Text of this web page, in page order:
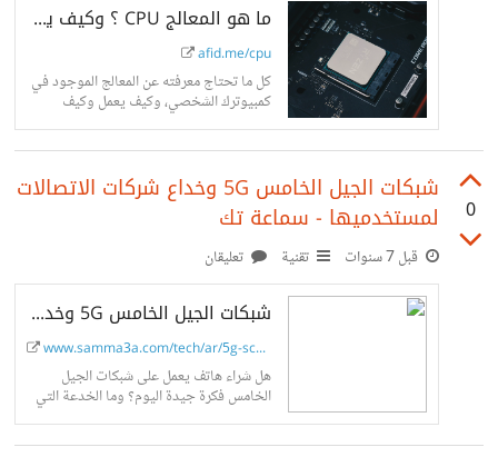
ما هو المعالج CPU ؟ وكيف يمكنك اختيار أفضل معالج لكمبيوترك - أفدني
afid.me/cpu
كل ما تحتاج معرفته عن المعالج الموجود في
كمبيوترك الشخصي، وكيف يعمل وكيف
يمكنك العثور على المعالج الملائم لحاسوبك
0
شبكات الجيل الخامس 5G وخداع شركات الاتصالات
لمستخدميها - سماعة تك
قبل 7 سنوات تقنية تعليقان
شبكات الجيل الخامس 5G وخداع شركات الاتصالات لمستخدميها - سماعة تك
www.samma3a.com/tech/ar/5g-scam
هل شراء هاتف يعمل على شبكات الجيل
الخامس فكرة جيدة اليوم؟ وما الخدعة التي
تقوم بها كافة شركات الاتصالات لاقناع